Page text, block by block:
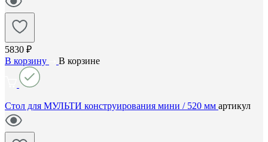
5830 ₽
В корзину
В корзине
Стол для МУЛЬТИ конструирования мини / 520 мм артикул